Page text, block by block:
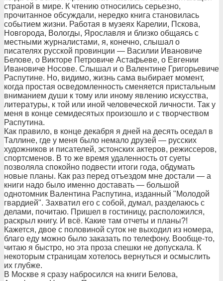
страной в мире. К чтению относились серьезно,
прочитанное обсуждали, нередко книга становилась
событием жизни. Работая в музеях Карелии, Пскова,
Новгорода, Вологды, Ярославля и близко общаясь с
местными журналистами, я, конечно, слышал о
писателях русской провинции — Василии Ивановиче
Белове, о Викторе Петровиче Астафьеве, о Евгении
Ивановиче Носове. Слышал и о Валентине Григорьевиче
Распутине. Но, видимо, жизнь сама выбирает момент,
когда простая осведомленность сменяется пристальным
вниманием души к тому или иному явлению искусства,
литературы, к той или иной человеческой личности. Так у
меня в конце семидесятых произошло и с творчеством
Распутина.
Как правило, в конце декабря я дней на десять оседал в
Таллине, где у меня было немало друзей — русских
художников и писателей, эстонских актеров, режиссеров,
спортсменов. В то же время удаленность от суеты
позволяла спокойно подвести итоги года, обдумать
новые планы. Как раз перед отъездом мне достали — а
книги надо было именно доставать — большой
однотомник Валентина Распутина, изданный "Молодой
гвардией". Захватил его с собой, думал, разделаюсь с
делами, почитаю. Пришел в гостиницу, расположился,
раскрыл книгу. И всё. Какие там отчеты и планы?!
Кажется, двое с половиной суток не выходил из номера,
благо еду можно было заказать по телефону. Вообще-то,
читаю я быстро, но эта проза спешки не допускала. К
некоторым страницам хотелось вернуться и осмыслить
их глубже.
В Москве я сразу набросился на книги Белова,